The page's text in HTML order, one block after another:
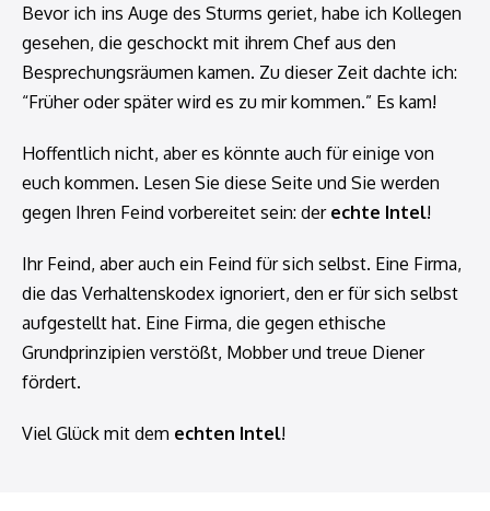
Bevor ich ins Auge des Sturms geriet, habe ich Kollegen
gesehen, die geschockt mit ihrem Chef aus den
Besprechungsräumen kamen. Zu dieser Zeit dachte ich:
“Früher oder später wird es zu mir kommen.” Es kam!
Hoffentlich nicht, aber es könnte auch für einige von
euch kommen. Lesen Sie diese Seite und Sie werden
gegen Ihren Feind vorbereitet sein: der echte Intel!
Ihr Feind, aber auch ein Feind für sich selbst. Eine Firma,
die das Verhaltenskodex ignoriert, den er für sich selbst
aufgestellt hat. Eine Firma, die gegen ethische
Grundprinzipien verstößt, Mobber und treue Diener
fördert.
Viel Glück mit dem echten Intel!